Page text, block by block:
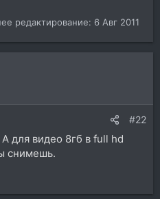
редактирование: 6 Авг 2011
#22
для видео 8гб в full hd
снимешь.